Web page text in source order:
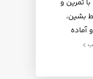
تمرین و
بشین،
آماده